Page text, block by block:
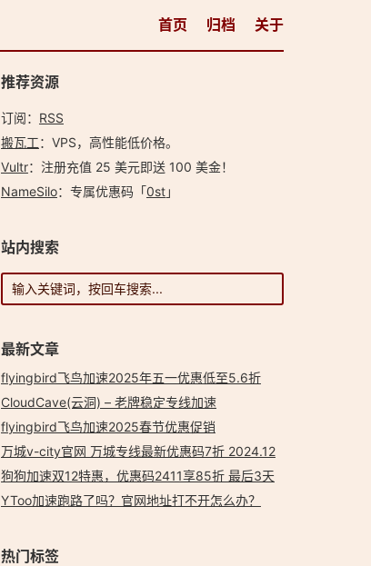
首页 归档 关于
推荐资源
订阅： RSS
搬瓦工：VPS，高性能低价格。️
Vultr：注册充值 25 美元即送 100 美金！
NameSilo：专属优惠码「0st」
站内搜索
最新文章
flyingbird飞鸟加速2025年五一优惠低至5.6折
CloudCave(云洞) – 老牌稳定专线加速
flyingbird飞鸟加速2025春节优惠促销
万城v-city官网 万城专线最新优惠码7折 2024.12
狗狗加速双12特惠，优惠码2411享85折 最后3天
YToo加速跑路了吗？官网地址打不开怎么办？
热门标签